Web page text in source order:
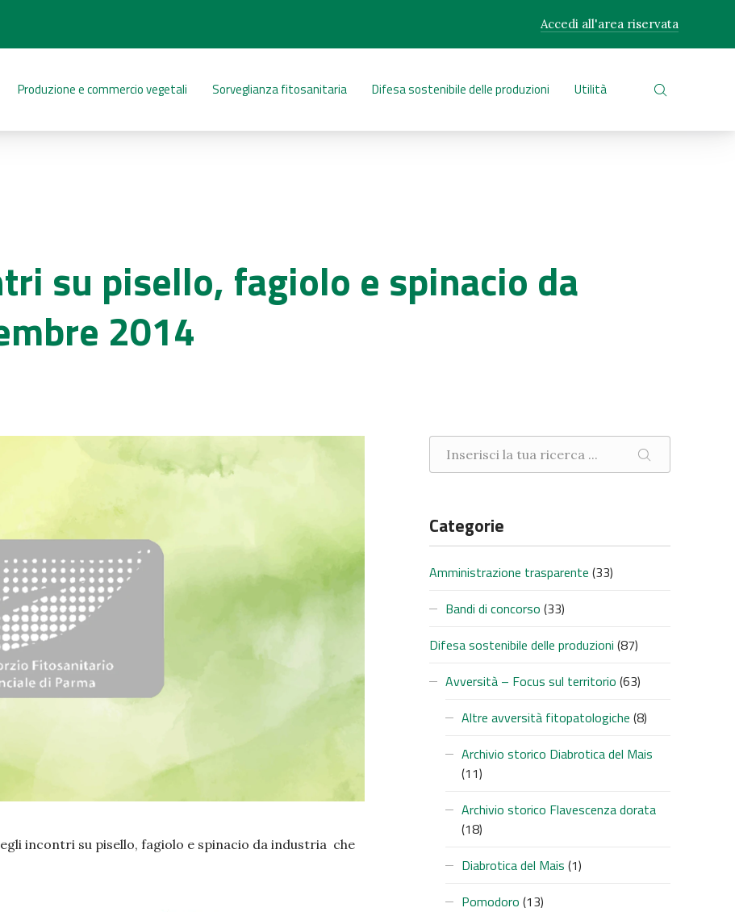
Accedi all'area riservata
Produzione e commercio vegetali Sorveglianza fitosanitaria Difesa sostenibile delle produzioni Utilità
CERCA NEL
su pisello, fagiolo e spinacio da
2014
incontri su pisello, fagiolo e spinacio da industria che
CERCA
Categorie
Amministrazione trasparente (33)
Bandi di concorso (33)
Difesa sostenibile delle produzioni (87)
Avversità – Focus sul territorio (63)
Altre avversità fitopatologiche (8)
Archivio storico Diabrotica del Mais
(11)
Archivio storico Flavescenza dorata
(18)
Diabrotica del Mais (1)
Pomodoro (13)